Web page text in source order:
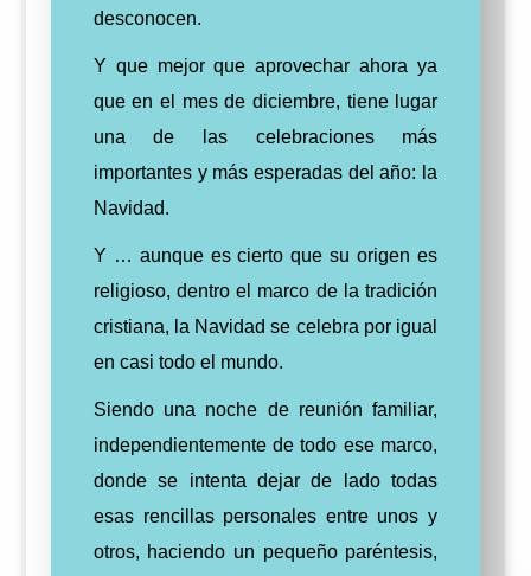
desconocen.
Y que mejor que aprovechar ahora ya
que en el mes de diciembre, tiene lugar
una de las celebraciones más
importantes y más esperadas del año: la
Navidad.
Y … aunque es cierto que su origen es
religioso, dentro el marco de la tradición
cristiana, la Navidad se celebra por igual
en casi todo el mundo.
Siendo una noche de reunión familiar,
independientemente de todo ese marco,
donde se intenta dejar de lado todas
esas rencillas personales entre unos y
otros, haciendo un pequeño paréntesis,